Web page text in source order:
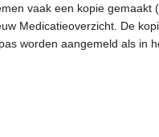
vaak een kopie
Medicatieoverzicht. De
worden aangemeld als in